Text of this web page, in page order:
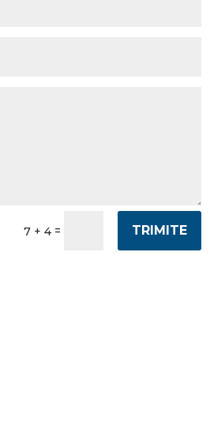
7 + 4= TRIMITE